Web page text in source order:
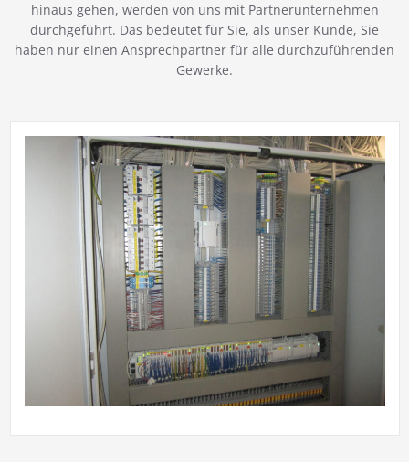
hinaus gehen, werden von uns mit Partnerunternehmen
durchgeführt. Das bedeutet für Sie, als unser Kunde, Sie
haben nur einen Ansprechpartner für alle durchzuführenden
Gewerke.